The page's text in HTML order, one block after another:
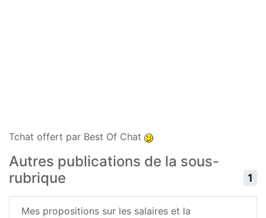
Tchat offert par Best Of Chat
Autres publications de la sous-
rubrique
1
Mes propositions sur les salaires et la